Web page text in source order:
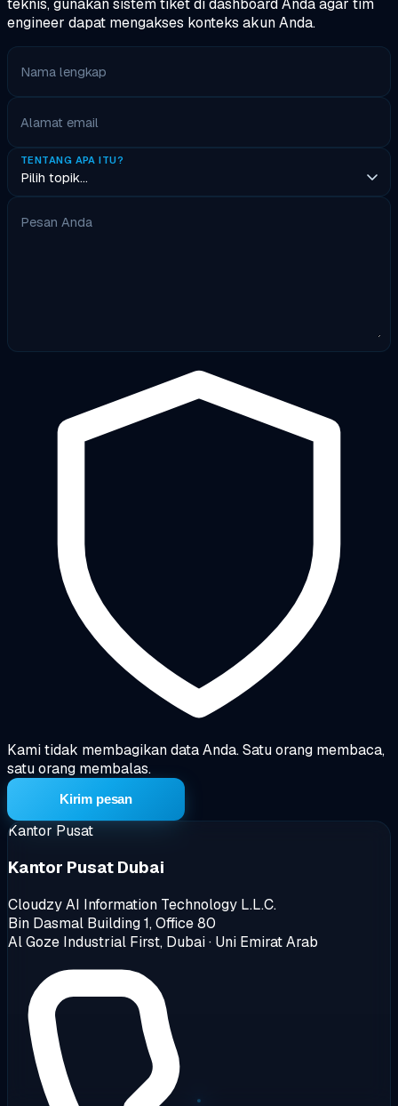
engineer dapat mengakses konteks akun Anda.
Nama lengkap
Alamat email
TENTANG APA ITU?
Pesan Anda
Kami tidak membagikan data Anda. Satu orang membaca,
satu orang membalas.
Kirim pesan
Kantor Pusat
Kantor Pusat Dubai
Cloudzy AI Information Technology L.L.C.
Bin Dasmal Building 1, Office 80
Al Goze Industrial First, Dubai · Uni Emirat Arab